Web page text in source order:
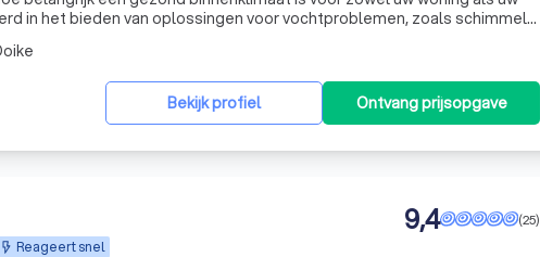
in het bieden van oplossingen voor vochtproblemen, zoals schimmel
Bekijk profiel Ontvang prijsopgave
Reageert snel
(25)
9,4